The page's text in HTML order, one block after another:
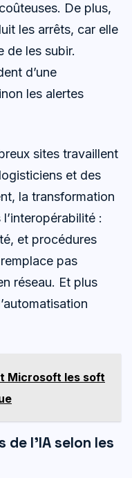
De plus,
les arrêts, car elle
de les subir.
d’une
les alertes
sites travaillent
et des
la transformation
:
et procédures
pas
réseau. Et plus
Microsoft les soft
l’IA selon les